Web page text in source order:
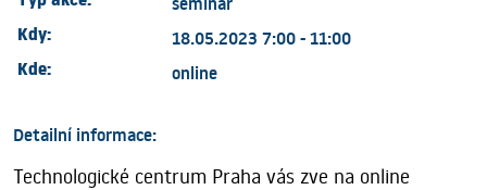
Kdy: 18.05.2023 7:00 - 11:00
Kde: online
Detailní informace:
Technologické centrum Praha vás zve na online